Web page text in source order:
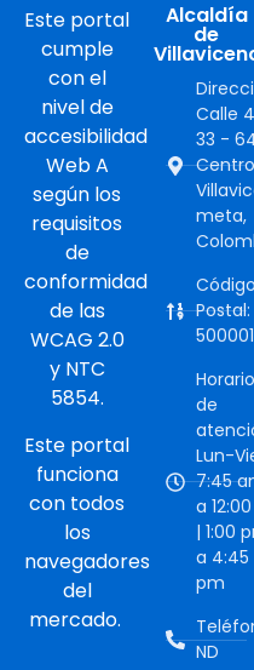
Este portal
cumple
con el
nivel de
accesibilidad
Web A
según los
requisitos
de
conformidad
de las
WCAG 2.0
y NTC
5854.
Este portal
funciona
con todos
los
navegadores
del
mercado.
Alcaldía
de
Calle
33 -
meta,
Código
Postal:
500001
Horario
de
Lun-
7:45
a
| 1:00
a 4:45
pm
ND